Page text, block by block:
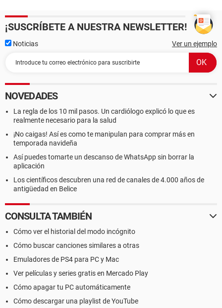
¡SUSCRÍBETE A NUESTRA NEWSLETTER!
Noticias Ver un ejemplo
NOVEDADES
La regla de los 10 mil pasos. Un cardiólogo explicó lo que es
realmente necesario para la salud
¡No caigas! Así es como te manipulan para comprar más en
temporada navideña
Así puedes tomarte un descanso de WhatsApp sin borrar la
aplicación
Los científicos descubren una red de canales de 4.000 años de
antigüedad en Belice
CONSULTA TAMBIÉN
Cómo ver el historial del modo incógnito
Cómo buscar canciones similares a otras
Emuladores de PS4 para PC y Mac
Ver películas y series gratis en Mercado Play
Cómo apagar tu PC automáticamente
Cómo descargar una playlist de YouTube